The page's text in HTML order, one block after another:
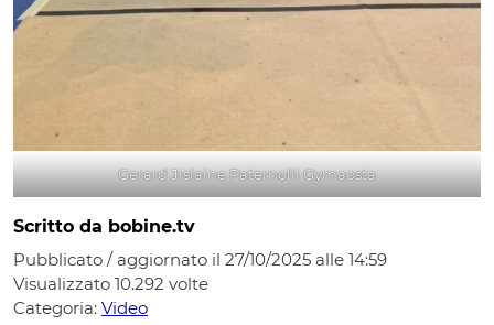
Gerard Jislaine Paternolli Gymaosta
Scritto da bobine.tv
Pubblicato / aggiornato il 27/10/2025 alle 14:59
Visualizzato 10.292 volte
Categoria: Video